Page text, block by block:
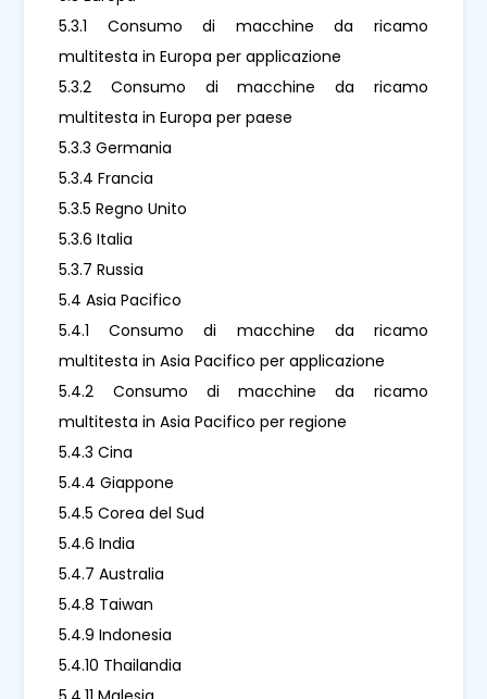
5.3.1 Consumo di macchine da ricamo
multitesta in Europa per applicazione
5.3.2 Consumo di macchine da ricamo
multitesta in Europa per paese
5.3.3 Germania
5.3.4 Francia
5.3.5 Regno Unito
5.3.6 Italia
5.3.7 Russia
5.4 Asia Pacifico
5.4.1 Consumo di macchine da ricamo
multitesta in Asia Pacifico per applicazione
5.4.2 Consumo di macchine da ricamo
multitesta in Asia Pacifico per regione
5.4.3 Cina
5.4.4 Giappone
5.4.5 Corea del Sud
5.4.6 India
5.4.7 Australia
5.4.8 Taiwan
5.4.9 Indonesia
5.4.10 Thailandia